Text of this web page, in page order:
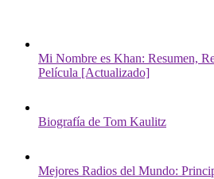
Mi Nombre es Khan: Resumen,
Película [Actualizado]
Biografía de Tom Kaulitz
Mejores Radios del Mundo: